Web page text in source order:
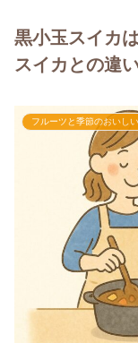
黒小玉スイカ
スイカとの違
フルーツと季節のおいし